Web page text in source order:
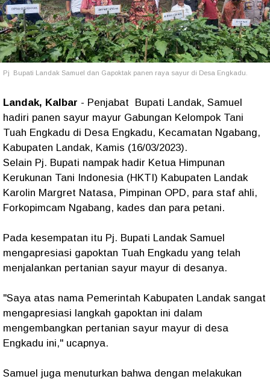
Pj Bupati Landak Samuel dan Gapoktak panen raya sayur di Desa Engkadu.
Landak, Kalbar - Penjabat Bupati Landak, Samuel
hadiri panen sayur mayur Gabungan Kelompok Tani
Tuah Engkadu di Desa Engkadu, Kecamatan Ngabang,
Kabupaten Landak, Kamis (16/03/2023).
Selain Pj. Bupati nampak hadir Ketua Himpunan
Kerukunan Tani Indonesia (HKTI) Kabupaten Landak
Karolin Margret Natasa, Pimpinan OPD, para staf ahli,
Forkopimcam Ngabang, kades dan para petani.
Pada kesempatan itu Pj. Bupati Landak Samuel
mengapresiasi gapoktan Tuah Engkadu yang telah
menjalankan pertanian sayur mayur di desanya.
"Saya atas nama Pemerintah Kabupaten Landak sangat
mengapresiasi langkah gapoktan ini dalam
mengembangkan pertanian sayur mayur di desa
Engkadu ini," ucapnya.
Samuel juga menuturkan bahwa dengan melakukan